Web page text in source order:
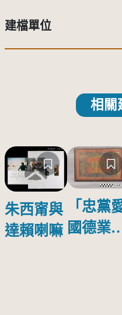
建檔單位
相關
朱西甯與
達賴喇嘛
「忠黨
國德業